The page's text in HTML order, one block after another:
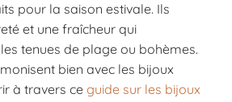
pour la saison estivale. Ils
et une fraîcheur qui
tenues de plage ou bohèmes.
bien avec les bijoux
à travers ce guide sur les bijoux